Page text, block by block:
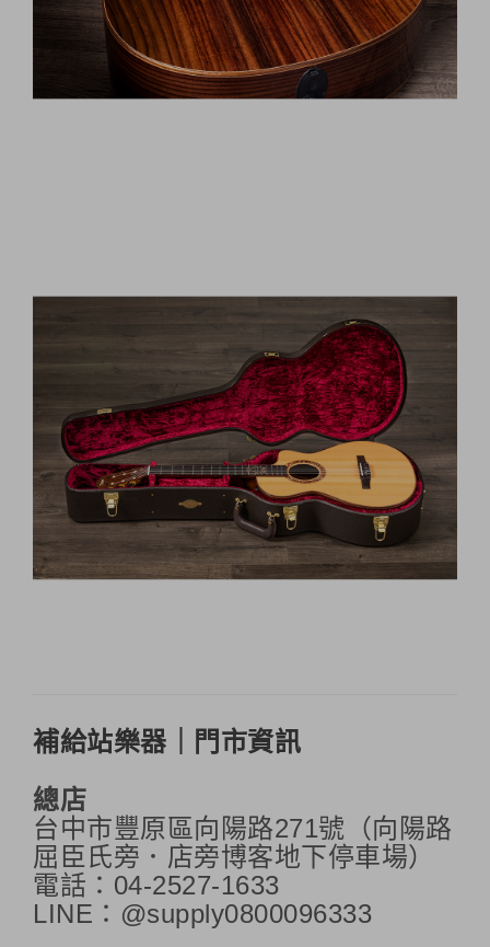
補給站樂器｜門市資訊
總店
台中市豐原區向陽路271號（向陽路
屈臣氏旁．店旁博客地下停車場）
電話：04-2527-1633
LINE：@supply0800096333